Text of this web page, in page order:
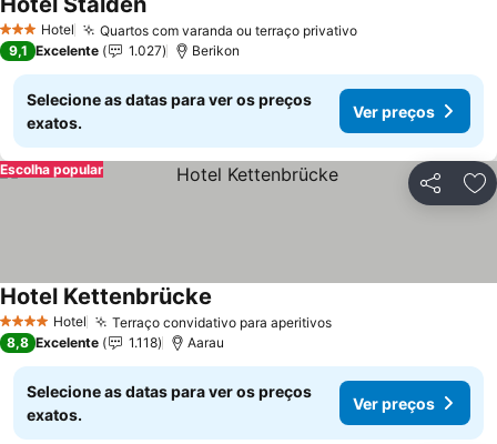
3 EstrelasHotel Quartos com varanda ou terraço privativo
9,1 Excelente 1.027 Berikon
Selecione as datas para ver os preços
exatos.
Ver preços
Partilhar
Escolha popular
4 EstrelasHotel Terraço convidativo para aperitivos
Hotel Kettenbrücke
8,8 Excelente 1.118 Aarau
Selecione as datas para ver os preços
exatos.
Ver preços